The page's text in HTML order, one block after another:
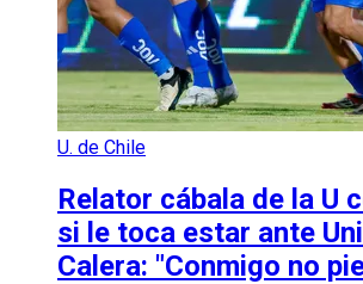
U. de Chile
Relator cábala de la U
si le toca estar ante
Calera: "Conmigo no